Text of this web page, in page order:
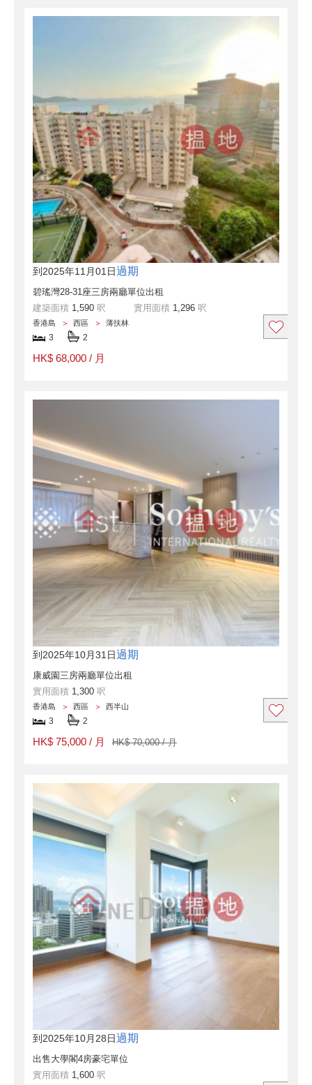
到2025年11月01日過期
碧瑤灣28-31座三房兩廳單位出租
建築面積 1,590 呎 實用面積 1,296 呎
香港島 西區 薄扶林
3 2
HK$ 68,000 / 月
到2025年10月31日過期
康威園三房兩廳單位出租
實用面積 1,300 呎
香港島 西區 西半山
3 2
HK$ 75,000 / 月 HK$ 70,000 / 月
到2025年10月28日過期
出售大學閣4房豪宅單位
實用面積 1,600 呎